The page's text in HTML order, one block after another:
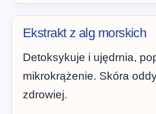
Ekstrakt z alg morskich
Detoksykuje i ujędrnia,
mikrokrążenie. Skóra
zdrowiej.